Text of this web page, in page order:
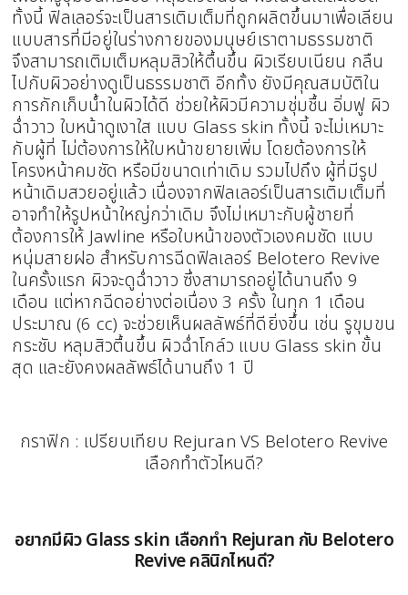
ทั้งนี้ ฟิลเลอร์จะเป็นสารเติมเต็มที่ถูกผลิตขึ้นมาเพื่อเลียน
แบบสารที่มีอยู่ในร่างกายของมนุษย์เราตามธรรมชาติ
จึงสามารถเติมเต็มหลุมสิวให้ตื้นขึ้น ผิวเรียบเนียน กลืน
ไปกับผิวอย่างดูเป็นธรรมชาติ อีกทั้ง ยังมีคุณสมบัติใน
การกักเก็บน้ำในผิวได้ดี ช่วยให้ผิวมีความชุ่มชื้น อิ่มฟู ผิว
ฉ่ำวาว ใบหน้าดูเงาใส แบบ Glass skin ทั้งนี้ จะไม่เหมาะ
กับผู้ที่ ไม่ต้องการให้ใบหน้าขยายเพิ่ม โดยต้องการให้
โครงหน้าคมชัด หรือมีขนาดเท่าเดิม รวมไปถึง ผู้ที่มีรูป
หน้าเดิมสวยอยู่แล้ว เนื่องจากฟิลเลอร์เป็นสารเติมเต็มที่
อาจทำให้รูปหน้าใหญ่กว่าเดิม จึงไม่เหมาะกับผู้ชายที่
ต้องการให้ Jawline หรือใบหน้าของตัวเองคมชัด แบบ
หนุ่มสายฝอ สำหรับการฉีดฟิลเลอร์ Belotero Revive
ในครั้งแรก ผิวจะดูฉ่ำวาว ซึ่งสามารถอยู่ได้นานถึง 9
เดือน แต่หากฉีดอย่างต่อเนื่อง 3 ครั้ง ในทุก 1 เดือน
ประมาณ (6 cc) จะช่วยเห็นผลลัพธ์ที่ดียิ่งขึ้น เช่น รูขุมขน
กระชับ หลุมสิวตื้นขึ้น ผิวฉ่ำโกล์ว แบบ Glass skin ขั้น
สุด และยังคงผลลัพธ์ได้นานถึง 1 ปี
กราฟิก : เปรียบเทียบ Rejuran VS Belotero Revive
เลือกทำตัวไหนดี?
อยากมีผิว Glass skin เลือกทำ Rejuran กับ Belotero
Revive คลินิกไหนดี?